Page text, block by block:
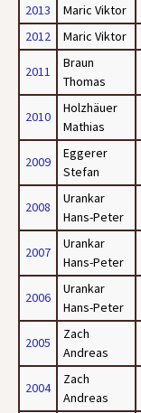
2013 Maric Viktor
2012
Maric Viktor
2011
Braun
Thomas
2010
Holzhäuer
Mathias
2009
Eggerer
Stefan
2008
Urankar
Hans-Peter
2007
Urankar
Hans-Peter
2006
Urankar
Hans-Peter
2005
Zach
Andreas
2004
Zach
Andreas